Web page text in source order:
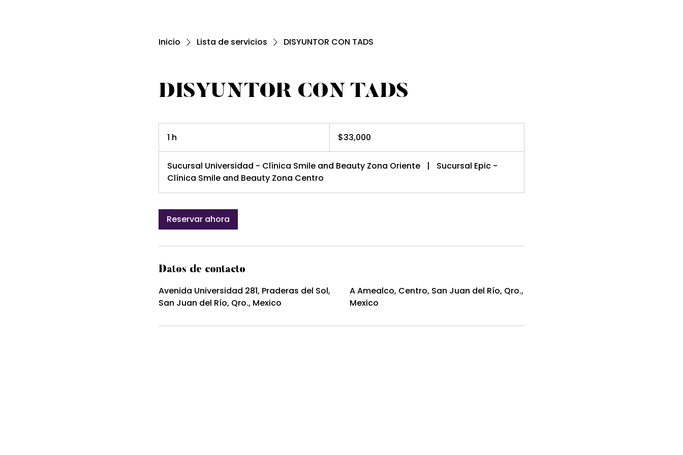
Inicio Lista de servicios DISYUNTOR CON TADS
DISYUNTOR CON TADS
1 h
mexicanos
$33,000
Sucursal Universidad - Clínica Smile and Beauty Zona Oriente |
Sucursal Epic -
Clínica Smile and Beauty Zona Centro
Reservar ahora
Datos de contacto
Avenida Universidad 281, Praderas del Sol,
San Juan del Río, Qro., Mexico
A Amealco, Centro, San Juan del Río, Qro.,
Mexico